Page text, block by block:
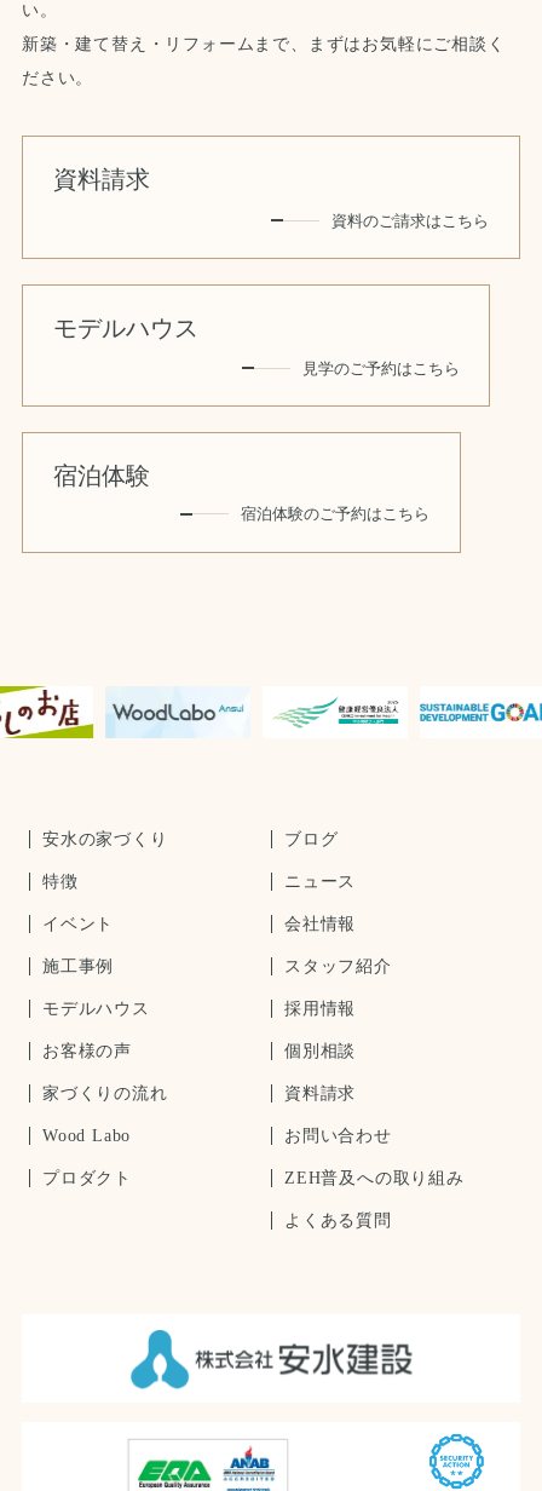
い。
新築・建て替え・リフォームまで、まずはお気軽にご相談く
ださい。
資料請求
資料のご請求はこちら
モデルハウス
見学のご予約はこちら
宿泊体験
宿泊体験のご予約はこちら
安水の家づくり
特徴
イベント
施工事例
モデルハウス
お客様の声
家づくりの流れ
Wood Labo
プロダクト
ブログ
ニュース
会社情報
スタッフ紹介
採用情報
個別相談
資料請求
お問い合わせ
ZEH普及への取り組み
よくある質問